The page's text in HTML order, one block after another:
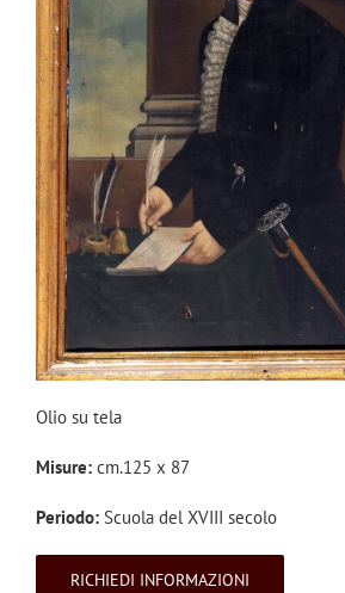
Olio su tela
Misure: cm.125 x 87
Periodo: Scuola del XVIII secolo
RICHIEDI INFORMAZIONI